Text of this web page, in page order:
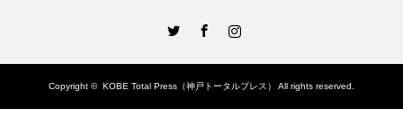
Copyright © KOBE Total Press（神戸トータルプレス） All rights reserved.